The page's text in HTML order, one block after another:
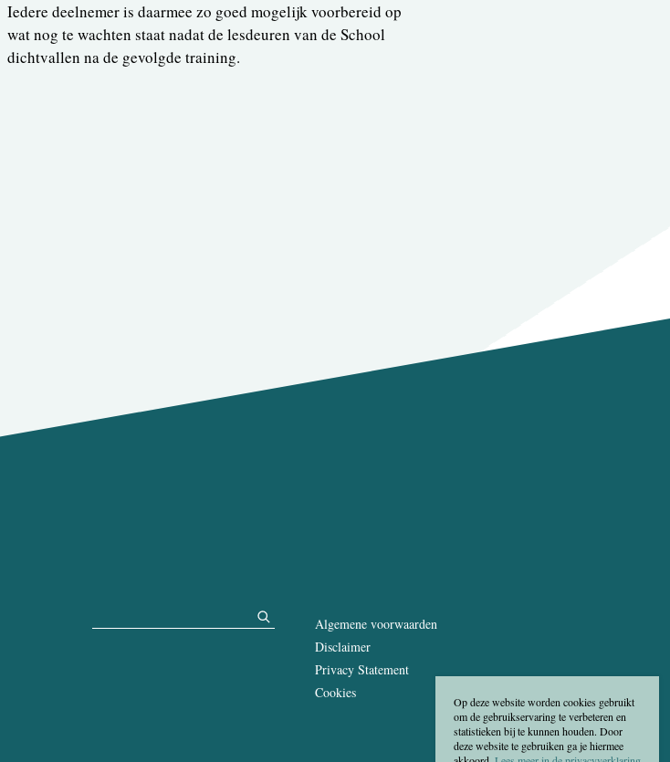
Op deze website worden cookies gebruikt
om de gebruikservaring te verbeteren en
statistieken bij te kunnen houden. Door
deze website te gebruiken ga je hiermee
Iedere deelnemer is daarmee zo goed mogelijk voorbereid op
wat nog te wachten staat nadat de lesdeuren van de School
dichtvallen na de gevolgde training.
Algemene voorwaarden
Disclaimer
Privacy Statement
Cookies